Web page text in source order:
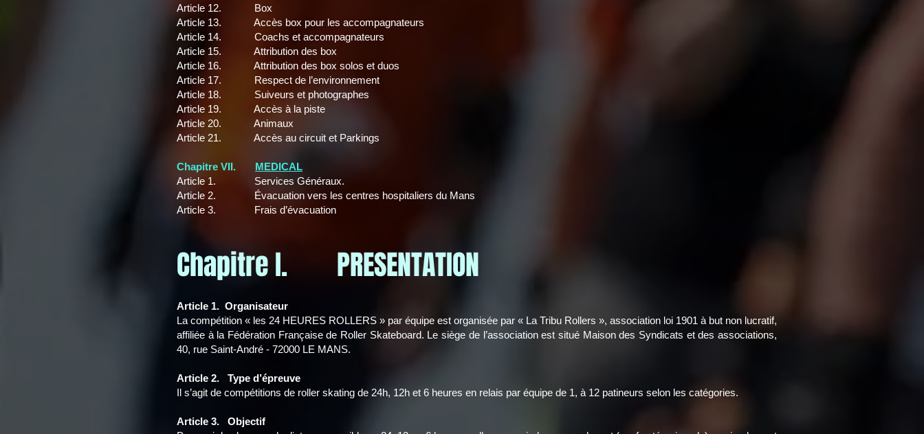
Article 12. Box
Article 13. Accès box pour les accompagnateurs
Article 14. Coachs et accompagnateurs
Article 15. Attribution des box
Article 16. Attribution des box solos et duos
Article 17. Respect de l’environnement
Article 18. Suiveurs et photographes
Article 19. Accès à la piste
Article 20. Animaux
Article 21. Accès au circuit et Parkings
Chapitre VII. MEDICAL
Article 1. Services Généraux.
Article 2. Évacuation vers les centres hospitaliers du Mans
Article 3. Frais d’évacuation
Chapitre I. PRESENTATION
Article 1. Organisateur
La compétition « les 24 HEURES ROLLERS » par équipe est organisée par « La Tribu Rollers », association loi 1901 à but non lucratif,
affiliée à la Fédération Française de Roller Skateboard. Le siège de l’association est situé Maison des Syndicats et des associations,
40, rue Saint-André - 72000 LE MANS.
Article 2. Type d’épreuve
Il s’agit de compétitions de roller skating de 24h, 12h et 6 heures en relais par équipe de 1, à 12 patineurs selon les catégories.
Article 3. Objectif